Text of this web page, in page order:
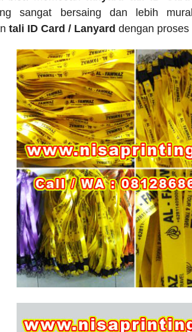
sangat bersaing dan lebih
tali ID Card / Lanyard dengan proses